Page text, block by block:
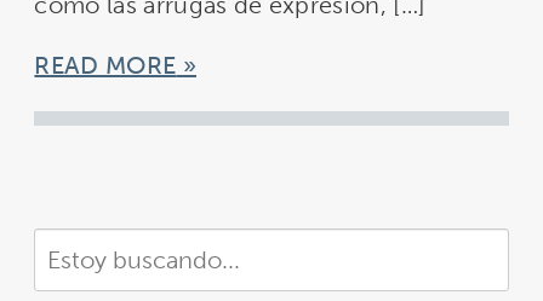
READ MORE
Buscar